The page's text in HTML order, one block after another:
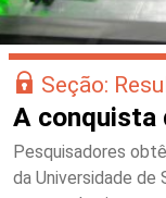
Seção:
A conquista
Pesquisadores
da Universidade de